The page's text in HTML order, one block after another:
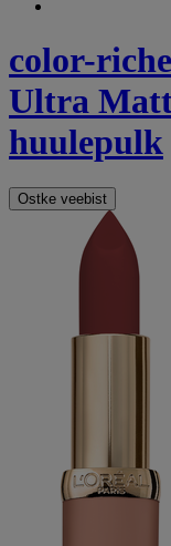
color-riche
Ultra
huulepulk
Ostke veebist